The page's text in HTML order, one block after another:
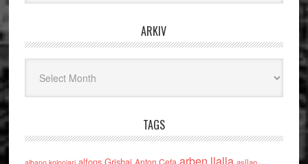
ARKIV
TAGS
Anton Cefa